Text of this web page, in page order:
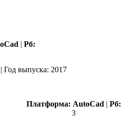
| Рб:
| Год выпуска: 2017
Платформа: AutoCad | Рб:
3